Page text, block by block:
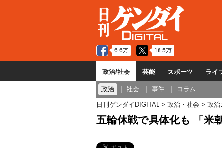
6.6万 18.5万
政治/社会 芸能 スポーツ ライ
政治 社会 事件 コラム
日刊ゲンダイDIGITAL 政治・社会 政治
五輪休戦で具体化も 「米